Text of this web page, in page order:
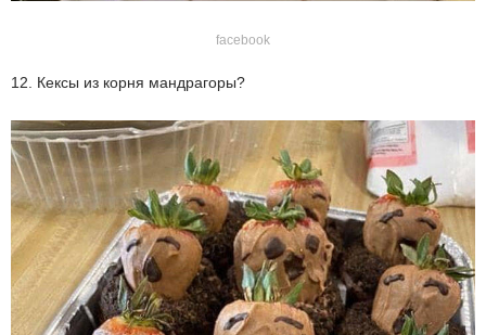
facebook
12. Кексы из корня мандрагоры?